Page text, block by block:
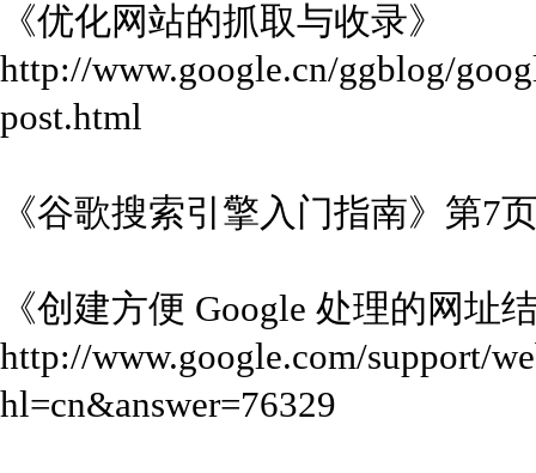
《优化网站的抓取与收录》
http://www.google.cn/ggblog/
post.html
《谷歌搜索引擎入门指南》第7
《创建方便 Google 处理的网址
http://www.google.com/support/
hl=cn&answer=76329